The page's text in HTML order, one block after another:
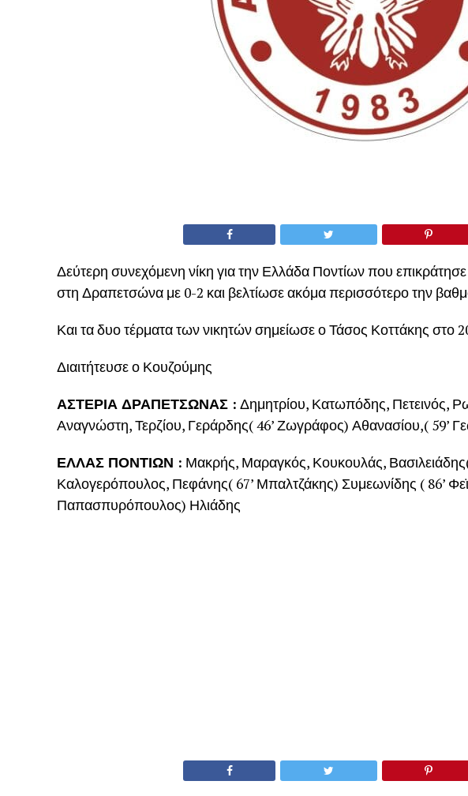
Δεύτερη συνεχόμενη νίκη για την Ελλάδα Ποντίων που
στη Δραπετσώνα με 0-2 και βελτίωσε ακόμα περισσότερο την
Και τα δυο τέρματα των νικητών σημείωσε ο Τάσος Κοττάκης στο
Διαιτήτευσε ο Κουζούμης
ΑΣΤΕΡΙΑ ΔΡΑΠΕΤΣΩΝΑΣ : Δημητρίου, Κατωπόδης, Πετεινός,
Αναγνώστη, Τερζίου, Γεράρδης( 46’ Ζωγράφος) Αθανασίου,( 59’
ΕΛΛΑΣ ΠΟΝΤΙΩΝ : Μακρής, Μαραγκός, Κουκουλάς,
Καλογερόπουλος, Πεφάνης( 67’ Μπαλτζάκης) Συμεωνίδης ( 86’
Παπασπυρόπουλος) Ηλιάδης